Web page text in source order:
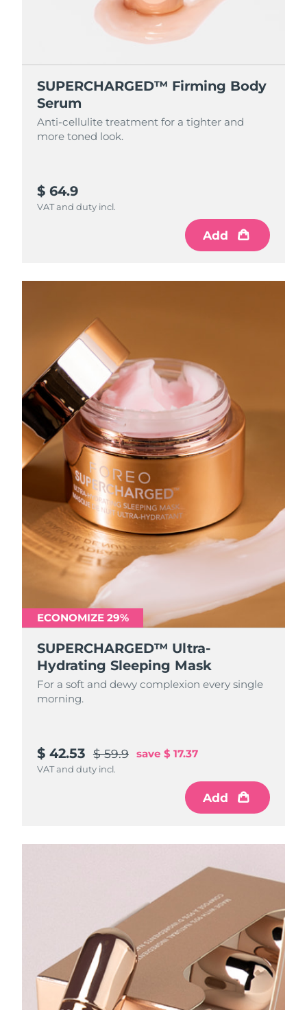
SUPERCHARGED™ Firming Body
Serum
Anti-cellulite treatment for a tighter and
more toned look.
$ 64.9
VAT and duty incl.
Add
ECONOMIZE 29%
SUPERCHARGED™ Ultra-
Hydrating Sleeping Mask
For a soft and dewy complexion every single
morning.
$ 42.53 $ 59.9 save $ 17.37
VAT and duty incl.
Add